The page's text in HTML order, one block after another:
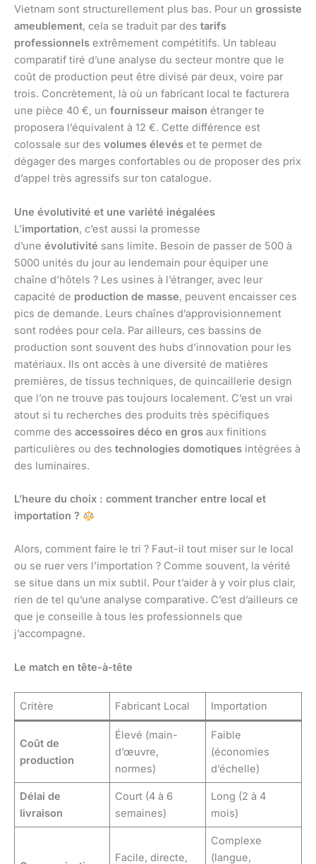
Vietnam sont structurellement plus bas. Pour un grossiste
ameublement, cela se traduit par des tarifs
professionnels extrêmement compétitifs. Un tableau
comparatif tiré d’une analyse du secteur montre que le
coût de production peut être divisé par deux, voire par
trois. Concrètement, là où un fabricant local te facturera
une pièce 40 €, un fournisseur maison étranger te
proposera l’équivalent à 12 €. Cette différence est
colossale sur des volumes élevés et te permet de
dégager des marges confortables ou de proposer des prix
d’appel très agressifs sur ton catalogue.
Une évolutivité et une variété inégalées
L’importation, c’est aussi la promesse
d’une évolutivité sans limite. Besoin de passer de 500 à
5000 unités du jour au lendemain pour équiper une
chaîne d’hôtels ? Les usines à l’étranger, avec leur
capacité de production de masse, peuvent encaisser ces
pics de demande. Leurs chaînes d’approvisionnement
sont rodées pour cela. Par ailleurs, ces bassins de
production sont souvent des hubs d’innovation pour les
matériaux. Ils ont accès à une diversité de matières
premières, de tissus techniques, de quincaillerie design
que l’on ne trouve pas toujours localement. C’est un vrai
atout si tu recherches des produits très spécifiques
comme des accessoires déco en gros aux finitions
particulières ou des technologies domotiques intégrées à
des luminaires.
L’heure du choix : comment trancher entre local et
importation ?
Alors, comment faire le tri ? Faut-il tout miser sur le local
ou se ruer vers l’importation ? Comme souvent, la vérité
se situe dans un mix subtil. Pour t’aider à y voir plus clair,
rien de tel qu’une analyse comparative. C’est d’ailleurs ce
que je conseille à tous les professionnels que
j’accompagne.
Le match en tête-à-tête
Critère Fabricant Local Importation
Coût de
production
Élevé (main-
d’œuvre,
normes)
Faible
(économies
d’échelle)
Délai de
livraison
Court (4 à 6
semaines)
Long (2 à 4
mois)
Facile, directe,
Complexe
(langue,